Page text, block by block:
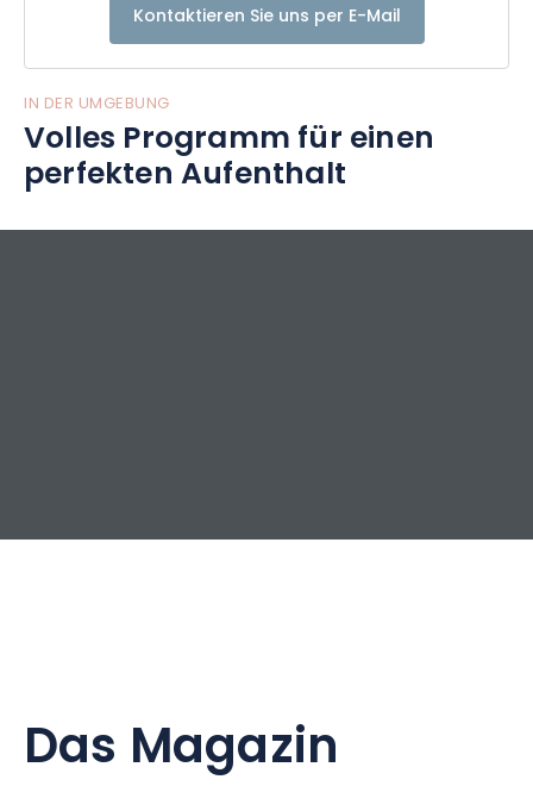
Kontaktieren Sie uns per E-Mail
IN DER UMGEBUNG
Volles Programm für einen
perfekten Aufenthalt
Das Magazin